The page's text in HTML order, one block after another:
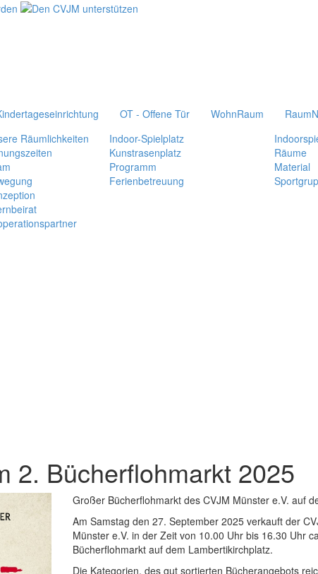
Räumlichkeiten
OT - Offene Tür
Indoor-Spielplatz
Kunstrasenplatz
Programm
Ferienbetreuung
WohnRaum
Räume
Material
2. Bücherflohmarkt 2025
Großer Bücherflohmarkt des CVJM Münster e.V. auf
Am Samstag den 27. September 2025 verkauft der
Münster e.V. in der Zeit von 10.00 Uhr bis 16.30 Uhr
Bücherflohmarkt auf dem Lambertikirchplatz.
Die Kategorien, des gut sortierten Bücherangebots